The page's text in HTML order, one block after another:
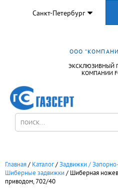
Санкт-Петербург
ООО
ЭКСКЛЮЗИВНЫЙ
КОМПАНИИ
Главная/ Каталог/Задвижки /
Шиберные задвижки / Шиберная
приводом, 702/40